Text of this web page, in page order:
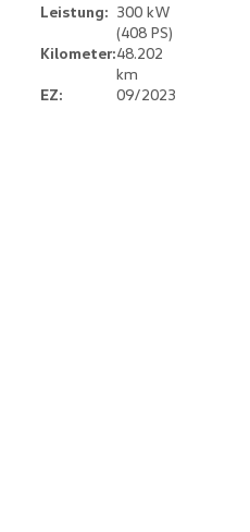
Leistung: 300 kW
(408 PS)
Kilometer:48.202
km
EZ:
09/2023